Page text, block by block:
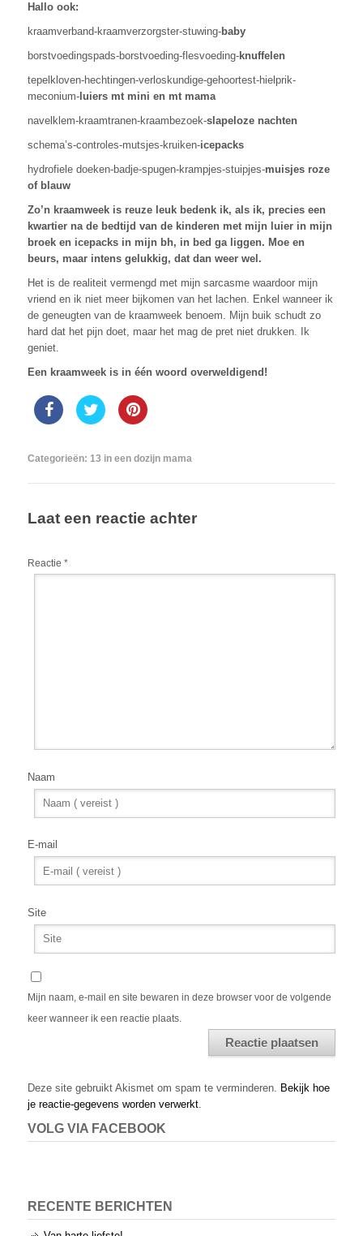
Hallo ook:
kraamverband-kraamverzorgster-stuwing-baby
borstvoedingspads-borstvoeding-flesvoeding-knuffelen
tepelkloven-hechtingen-verloskundige-gehoortest-hielprik-
meconium- luiers mt mini en mt mama
navelklem-kraamtranen-kraambezoek-slapeloze nachten
schema’s-controles-mutsjes-kruiken-icepacks
hydrofiele doeken-badje-spugen-krampjes-stuipjes-muisjes roze
of blauw
Zo’n kraamweek is reuze leuk bedenk ik, als ik, precies een
kwartier na de bedtijd van de kinderen met mijn luier in mijn
broek en icepacks in mijn bh, in bed ga liggen. Moe en
beurs, maar intens gelukkig, dat dan weer wel.
Het is de realiteit vermengd met mijn sarcasme waardoor mijn
vriend en ik niet meer bijkomen van het lachen. Enkel wanneer ik
de geneugten van de kraamweek benoem. Mijn buik schudt zo
hard dat het pijn doet, maar het mag de pret niet drukken. Ik
geniet.
Een kraamweek is in één woord overweldigend!
Categorieën: 13 in een dozijn mama
Laat een reactie achter
Reactie *
Naam
E-mail
Site
Mijn naam, e-mail en site bewaren in deze browser voor de volgende
keer wanneer ik een reactie plaats.
Deze site gebruikt Akismet om spam te verminderen. Bekijk hoe
je reactie-gegevens worden verwerkt.
VOLG VIA FACEBOOK
RECENTE BERICHTEN